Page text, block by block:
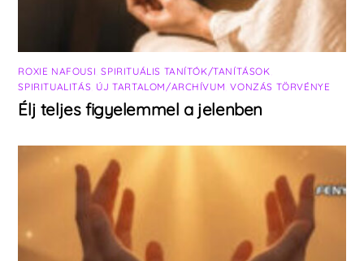
ROXIE NAFOUSI ,SPIRITUÁLIS TANÍTÓK/TANÍTÁSOK
SPIRITUALITÁS ÚJ TARTALOM/ARCHÍVUM ,VONZÁS TÖRVÉNYE
Élj teljes figyelemmel a jelenben